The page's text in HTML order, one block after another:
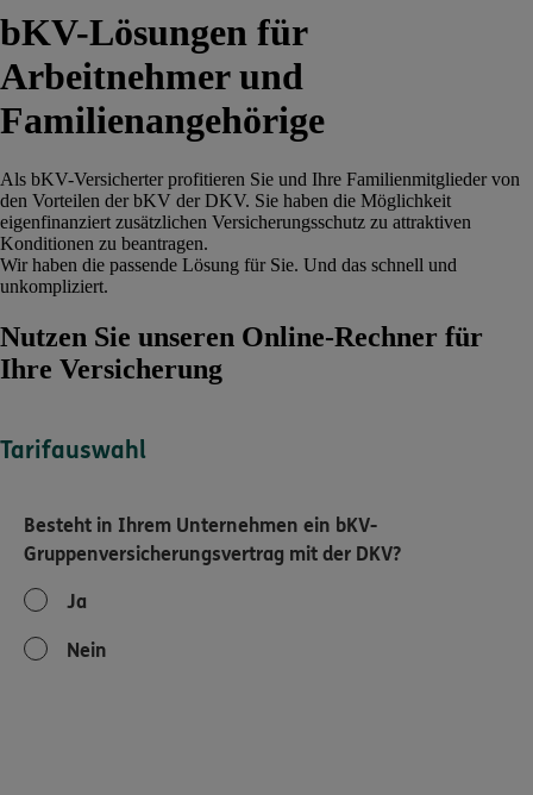
bKV-Lösungen für
Arbeitnehmer und
Familienangehörige
Als bKV-Versicherter profitieren Sie und Ihre Familienmitglieder von
den Vorteilen der bKV der DKV. Sie haben die Möglichkeit
eigenfinanziert zusätzlichen Versicherungsschutz zu attraktiven
Konditionen zu beantragen.
Wir haben die passende Lösung für Sie. Und das schnell und
unkompliziert.
Nutzen Sie unseren Online-Rechner für
Ihre Versicherung
Tarifauswahl
Besteht in Ihrem Unternehmen ein bKV-
Gruppenversicherungsvertrag mit der DKV?
Ja
Nein